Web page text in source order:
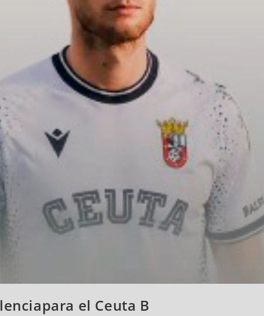
el Ceuta B